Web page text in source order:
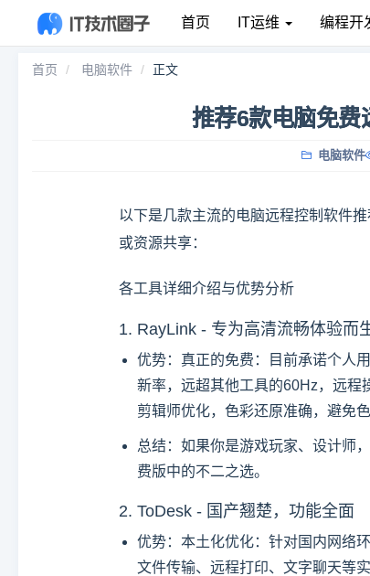
首页 IT运维 编程开
首页 电脑软件 正文
推荐6款电脑免费
电脑软件
以下是几款主流的电脑远程控制软件
或资源共享：
各工具详细介绍与优势分析
1. RayLink - 专为高清流畅体验而
优势：真正的免费：目前承诺个人
新率，远超其他工具的60Hz，远程
剪辑师优化，色彩还原准确，避免
总结：如果你是游戏玩家、设计师
费版中的不二之选。
2. ToDesk - 国产翘楚，功能全面
优势：本土化优化：针对国内网络
文件传输、远程打印、文字聊天等